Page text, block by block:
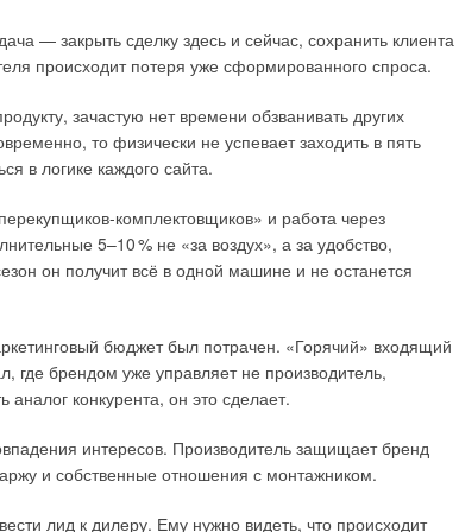
— закрыть сделку здесь и сейчас, сохранить клиента
происходит потеря уже сформированного спроса.
зачастую нет времени обзванивать других
то физически не успевает заходить в пять
в логике каждого сайта.
комплектовщиков» и работа через
5–10% не «за воздух», а за удобство,
он получит всё в одной машине и не останется
бюджет был потрачен. «Горячий» входящий
где брендом уже управляет не производитель,
конкурента, он это сделает.
интересов. Производитель защищает бренд
и собственные отношения с монтажником.
лид к дилеру. Ему нужно видеть, что происходит
точнее определить частоту возникновения
и определения необходимости и частоты